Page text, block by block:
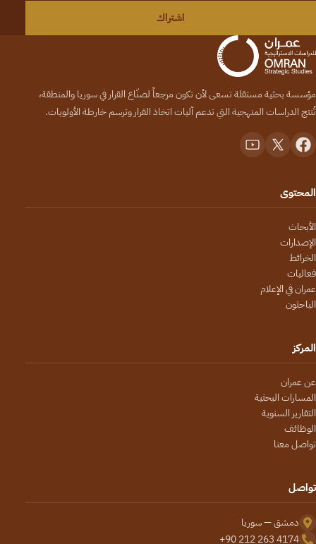
اشتراك
مؤسسة بحثية مستقلة تسعى لأن تكون مرجعاً لصنّاع القرار في سوريا والمنطقة،
تُنتج الدراسات المنهجية التي تدعم آليات اتخاذ القرار وترسم خارطة الأولويات.
المحتوى
الأبحاث
الإصدارات
الخرائط
فعاليات
عمران في الإعلام
الباحثون
المركز
عن عمران
المسارات البحثية
التقارير السنوية
الوظائف
تواصل معنا
تواصل
دمشق — سوريا
+90 212 263 4174